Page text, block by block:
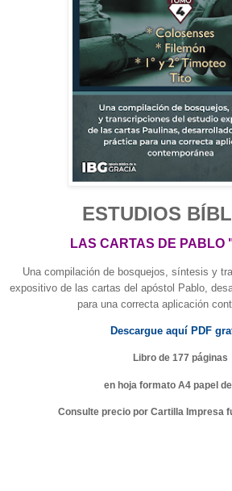
ESTUDIOS
LAS CARTAS DE PABLO
Una compilación de bosquejos, síntesis y
expositivo de las cartas del apóstol Pablo,
para una correcta aplicación
Descargue aquí PDF
Libro de 177 páginas
en hoja formato A4 papel
Consulte precio por Cartilla Impresa